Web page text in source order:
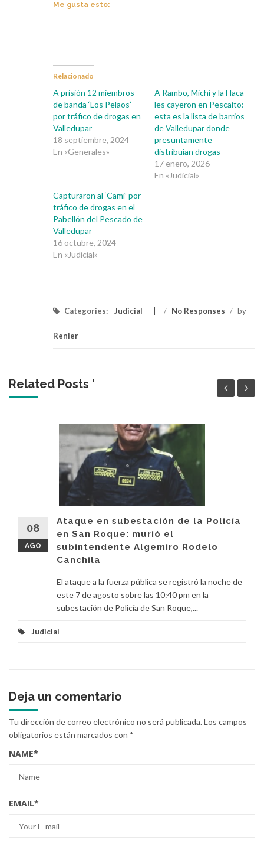
Me gusta esto:
Relacionado
A prisión 12 miembros
de banda ‘Los Pelaos’
por tráfico de drogas en
Valledupar
18 septiembre, 2024
En «Generales»
A Rambo, Michi y la Flaca
les cayeron en Pescaíto:
esta es la lista de barrios
de Valledupar donde
presuntamente
distribuían drogas
17 enero, 2026
En «Judicial»
Capturaron al ‘Cami’ por
tráfico de drogas en el
Pabellón del Pescado de
Valledupar
16 octubre, 2024
En «Judicial»
Categories: Judicial / No Responses / by
Renier
Related Posts '
08
AGO
Ataque en subestación de la Policía
en San Roque: murió el
subintendente Algemiro Rodelo
Canchila
El ataque a la fuerza pública se registró la noche de
este 7 de agosto sobre las 10:40 pm en la
subestación de Policía de San Roque,...
Judicial
Deja un comentario
Tu dirección de correo electrónico no será publicada.Los campos
obligatorios están marcados con *
NAME*
EMAIL*